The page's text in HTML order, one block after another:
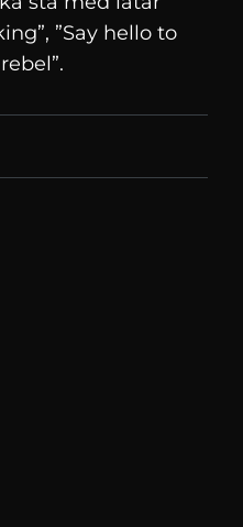
”Say hello to